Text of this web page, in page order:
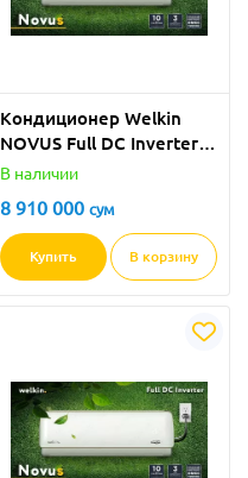
Кондиционер Welkin
NOVUS Full DС Inverter -
12 BTU
В наличии
8 910 000 сум
Купить В корзину